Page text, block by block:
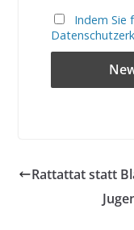
Indem Sie
Rattattat statt